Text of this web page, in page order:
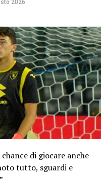
2026
di giocare anche
tutto, sguardi e